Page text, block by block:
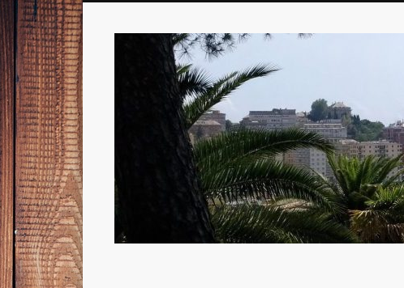
Psicologa Psicoterapeuta a Genova